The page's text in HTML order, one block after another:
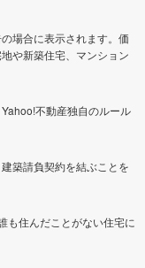
場合に表示されます。価
や新築住宅、マンション
不動産独自のルール
築請負契約を結ぶことを
も住んだことがない住宅に